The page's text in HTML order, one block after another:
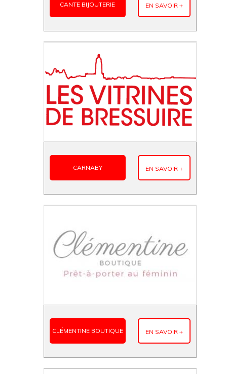
CANTE BIJOUTERIE EN SAVOIR +
CARNABY EN SAVOIR +
CLÉMENTINE BOUTIQUE EN SAVOIR +